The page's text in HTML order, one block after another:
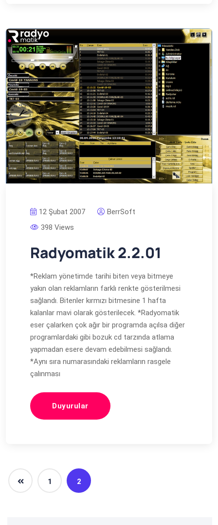
12 Şubat 2007
BerrSoft
398 Views
Radyomatik 2.2.01
*Reklam yönetimde tarihi biten veya bitmeye
yakın olan reklamların farklı renkte gösterilmesi
sağlandı. Bitenler kırmızı bitmesine 1 hafta
kalanlar mavi olarak gösterilecek. *Radyomatik
eser çalarken çok ağır bir programda açılsa diğer
programlardaki gibi bozuk cd tarzında atlama
yapmadan esere devam edebilmesi sağlandı.
*Aynı sıra numarasındaki reklamların rasgele
çalınması
Duyurular
1 2